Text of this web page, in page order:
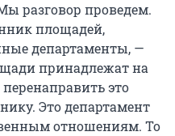
разговор проведем.
площадей,
департаменты, —
принадлежат на
это
Это департамент
отношениям. То